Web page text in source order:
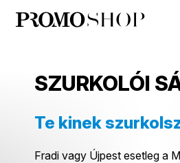
SZURKOLÓI
Te kinek
Fradi vagy Újpest esetleg a